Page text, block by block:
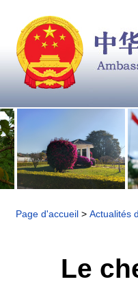
Page d'accueil > Actualités
Le